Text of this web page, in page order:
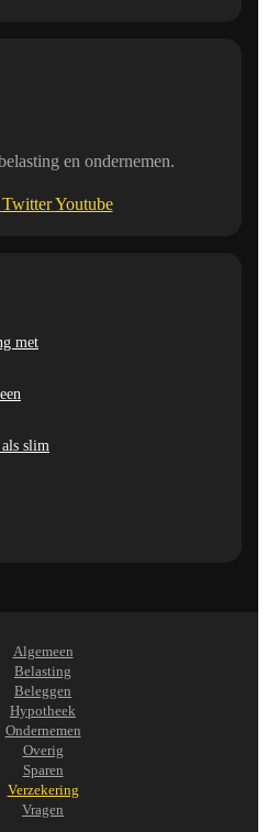
en ondernemen.
Twitter Youtube
met
slim
Algemeen
Belasting
Beleggen
Hypotheek
Ondernemen
Overig
Sparen
Verzekering
Vragen